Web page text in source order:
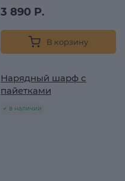
3 890 Р.
В корзину
Нарядный шарф с
пайетками
в наличии